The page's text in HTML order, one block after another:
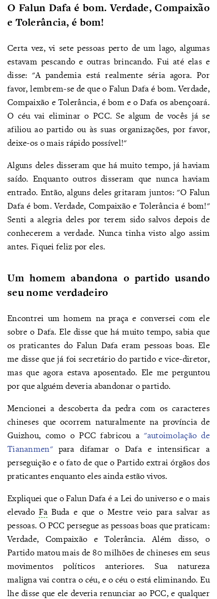
O Falun Dafa é bom. Verdade, Compaixão
e Tolerância, é bom!
Certa vez, vi sete pessoas perto de um lago, algumas
estavam pescando e outras brincando. Fui até elas e
disse: "A pandemia está realmente séria agora. Por
favor, lembrem-se de que o Falun Dafa é bom. Verdade,
Compaixão e Tolerância, é bom e o Dafa os abençoará.
O céu vai eliminar o PCC. Se algum de vocês já se
afiliou ao partido ou às suas organizações, por favor,
deixe-os o mais rápido possível!"
Alguns deles disseram que há muito tempo, já haviam
saído. Enquanto outros disseram que nunca haviam
entrado. Então, alguns deles gritaram juntos: "O Falun
Dafa é bom. Verdade, Compaixão e Tolerância é bom!"
Senti a alegria deles por terem sido salvos depois de
conhecerem a verdade. Nunca tinha visto algo assim
antes. Fiquei feliz por eles.
Um homem abandona o partido usando
seu nome verdadeiro
Encontrei um homem na praça e conversei com ele
sobre o Dafa. Ele disse que há muito tempo, sabia que
os praticantes do Falun Dafa eram pessoas boas. Ele
me disse que já foi secretário do partido e vice-diretor,
mas que agora estava aposentado. Ele me perguntou
por que alguém deveria abandonar o partido.
Mencionei a descoberta da pedra com os caracteres
chineses que ocorrem naturalmente na província de
Guizhou, como o PCC fabricou a"autoimolação de
Tiananmen"para difamar o Dafa e intensificar a
perseguição e o fato de que o Partido extrai órgãos dos
praticantes enquanto eles ainda estão vivos.
Expliquei que o Falun Dafa é a Lei do universo e o mais
elevadoFa Buda e que o Mestre veio para salvar as
pessoas. O PCC persegue as pessoas boas que praticam:
Verdade, Compaixão e Tolerância. Além disso, o
Partido matou mais de 80 milhões de chineses em seus
movimentos políticos anteriores. Sua natureza
maligna vai contra o céu, e o céu o está eliminando. Eu
lhe disse que ele deveria renunciar ao PCC, e qualquer